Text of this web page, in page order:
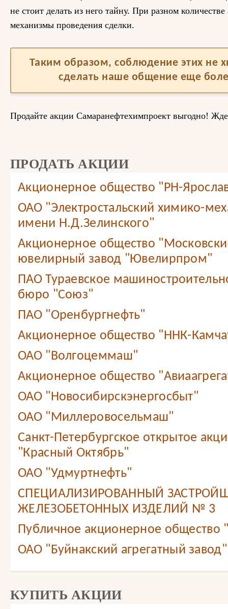
не стоит делать из него тайну. При разном
механизмы проведения сделки.
Таким образом, соблюдение этих не
сделать наше общение еще
Продайте акции Самаранефтехимпроект выгодно!
ПРОДАТЬ АКЦИИ
Акционерное общество "РН-
ОАО "Электростальский химико-
имени Н.Д.Зелинского"
Акционерное общество
ювелирный завод "Ювелирпром"
ПАО Тураевское
бюро "Союз"
ПАО "Оренбургнефть"
Акционерное общество "ННК-
ОАО "Волгоцеммаш"
Акционерное общество
ОАО "Новосибирскэнергосбыт"
ОАО "Миллеровосельмаш"
Санкт-Петербургское открытое
"Красный Октябрь"
ОАО "Удмуртнефть"
СПЕЦИАЛИЗИРОВАННЫЙ
ЖЕЛЕЗОБЕТОННЫХ ИЗДЕЛИЙ № 3
Публичное акционерное общество
ОАО "Буйнакский агрегатный завод"
КУПИТЬ АКЦИИ